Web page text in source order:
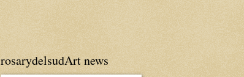
rosarydelsudArt news